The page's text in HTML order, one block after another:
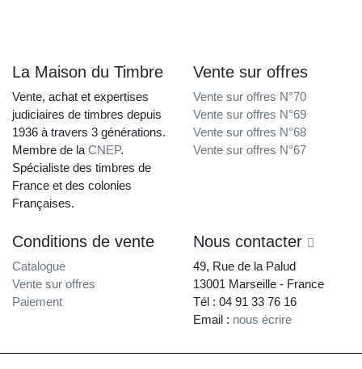
La Maison du Timbre
Vente, achat et expertises
judiciaires de timbres depuis
1936 à travers 3 générations.
Membre de la CNEP.
Spécialiste des timbres de
France et des colonies
Françaises.
Vente sur offres
Vente sur offres N°70
Vente sur offres N°69
Vente sur offres N°68
Vente sur offres N°67
Conditions de vente
Catalogue
Vente sur offres
Paiement
Nous contacter
49, Rue de la Palud
13001 Marseille - France
Tél : 04 91 33 76 16
Email : nous écrire